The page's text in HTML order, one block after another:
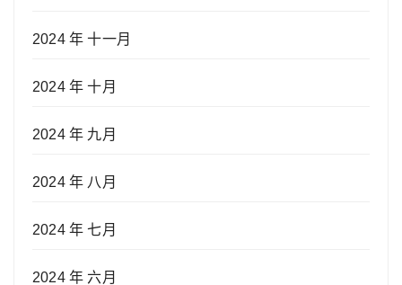
2024 年 十一月
2024 年 十月
2024 年 九月
2024 年 八月
2024 年 七月
2024 年 六月